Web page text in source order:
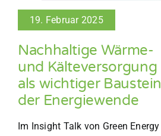
19. Februar 2025
Nachhaltige Wärme-
und Kälteversorgung
als wichtiger Baustein
der Energiewende
Im Insight Talk von Green Energy